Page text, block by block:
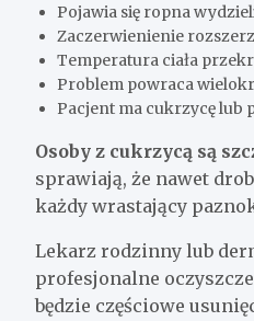
Pojawia się ropna
Zaczerwienienie
Temperatura ciała
Problem powraca
Pacjent ma cukrzycę lub
Osoby z cukrzycą są
sprawiają, że nawet
każdy wrastający
Lekarz rodzinny lub
profesjonalne
będzie częściowe